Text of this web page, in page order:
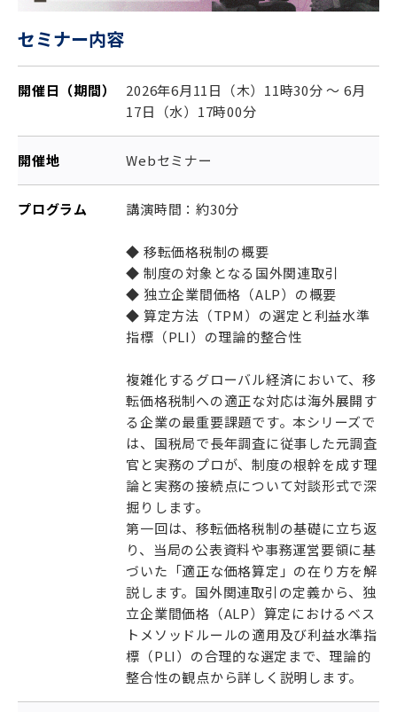
セミナー内容
開催日（期間）
2026年6月11日（木）11時30分 ～ 6月
17日（水）17時00分
開催地 Webセミナー
プログラム 講演時間：約30分
◆ 移転価格税制の概要
◆ 制度の対象となる国外関連取引
◆ 独立企業間価格（ALP）の概要
◆ 算定方法（TPM）の選定と利益水準
指標（PLI）の理論的整合性
複雑化するグローバル経済において、移
転価格税制への適正な対応は海外展開す
る企業の最重要課題です。本シリーズで
は、国税局で長年調査に従事した元調査
官と実務のプロが、制度の根幹を成す理
論と実務の接続点について対談形式で深
掘りします。
第一回は、移転価格税制の基礎に立ち返
り、当局の公表資料や事務運営要領に基
づいた「適正な価格算定」の在り方を解
説します。国外関連取引の定義から、独
立企業間価格（ALP）算定におけるベス
トメソッドルールの適用及び利益水準指
標（PLI）の合理的な選定まで、理論的
整合性の観点から詳しく説明します。